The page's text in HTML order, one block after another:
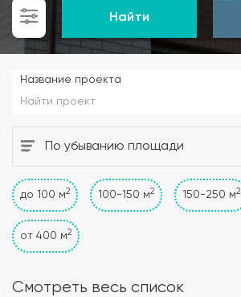
Найти
Название проекта
По убыванию площади
до 100 м2 100-150 м2 150-250 м2
от 400 м2
Смотреть весь список